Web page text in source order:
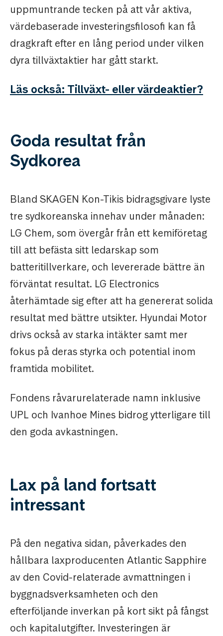
uppmuntrande tecken på att vår aktiva,
värdebaserade investeringsfilosofi kan få
dragkraft efter en lång period under vilken
dyra tillväxtaktier har gått starkt.
Läs också: Tillväxt- eller värdeaktier?
Goda resultat från
Sydkorea
Bland SKAGEN Kon-Tikis bidragsgivare lyste
tre sydkoreanska innehav under månaden:
LG Chem, som övergår från ett kemiföretag
till att befästa sitt ledarskap som
batteritillverkare, och levererade bättre än
förväntat resultat. LG Electronics
återhämtade sig efter att ha genererat solida
resultat med bättre utsikter. Hyundai Motor
drivs också av starka intäkter samt mer
fokus på deras styrka och potential inom
framtida mobilitet.
Fondens råvarurelaterade namn inklusive
UPL och Ivanhoe Mines bidrog ytterligare till
den goda avkastningen.
Lax på land fortsatt
intressant
På den negativa sidan, påverkades den
hållbara laxproducenten Atlantic Sapphire
av den Covid-relaterade avmattningen i
byggnadsverksamheten och den
efterföljande inverkan på kort sikt på fångst
och kapitalutgifter. Investeringen är